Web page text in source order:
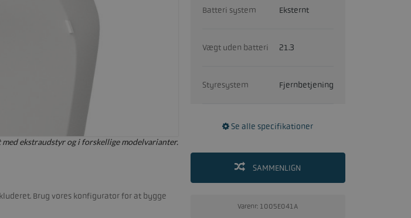
ekstraudstyr og i forskellige modelvarianter.
Brug vores konfigurator for at bygge
Batteri system Eksternt
Vægt uden batteri 21.3
Styresystem Fjernbetjening
Se alle specifikationer
SAMMENLIGN
Varenr: 1005E041A